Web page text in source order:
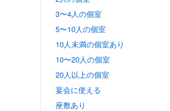
3〜4人の個室
5〜10人の個室
10人未満の個室あり
10〜20人の個室
20人以上の個室
宴会に使える
座敷あり